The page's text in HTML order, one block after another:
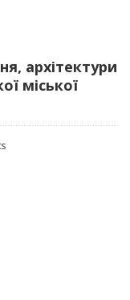
архітектури
міської